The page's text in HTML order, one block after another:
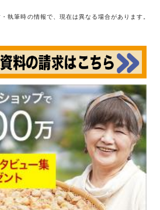
執筆時の情報で、現在は異なる場合があります。